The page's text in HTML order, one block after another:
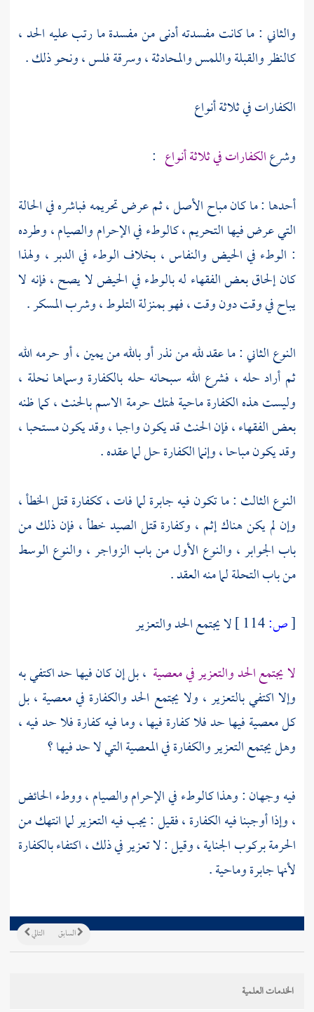
والثاني : ما كانت مفسدته أدنى من مفسدة ما رتب عليه الحد ،
كالنظر والقبلة واللمس والمحادثة ، وسرقة فلس ، ونحو ذلك .
الكفارات في ثلاثة أنواع
وشرعالكفارات في ثلاثة أنواع :
أحدها : ما كان مباح الأصل ، ثم عرض تحريمه فباشره في الحالة
التي عرض فيها التحريم ، كالوطء في الإحرام والصيام ، وطرده
: الوطء في الحيض والنفاس ، بخلاف الوطء في الدبر ، ولهذا
كان إلحاق بعض الفقهاء له بالوطء في الحيض لا يصح ، فإنه لا
يباح في وقت دون وقت ، فهو بمنزلة التلوط ، وشرب المسكر .
النوع الثاني : ما عقد لله من نذر أو بالله من يمين ، أو حرمه الله
ثم أراد حله ، فشرع الله سبحانه حله بالكفارة وسماها نحلة ،
وليست هذه الكفارة ماحية لهتك حرمة الاسم بالحنث ، كما ظنه
بعض الفقهاء ، فإن الحنث قد يكون واجبا ، وقد يكون مستحبا ،
وقد يكون مباحا ، وإنما الكفارة حل لما عقده .
النوع الثالث : ما تكون فيه جابرة لما فات ، ككفارة قتل الخطأ ،
وإن لم يكن هناك إثم ، وكفارة قتل الصيد خطأ ، فإن ذلك من
باب الجوابر ، والنوع الأول من باب الزواجر ، والنوع الوسط
من باب التحلة لما منه العقد .
[ص:
لا يجتمع الحد والتعزير
لا يجتمع الحد والتعزير في معصية ، بل إن كان فيها حد اكتفي به
وإلا اكتفي بالتعزير ، ولا يجتمع الحد والكفارة في معصية ، بل
كل معصية فيها حد فلا كفارة فيها ، وما فيه كفارة فلا حد فيه ،
وهل يجتمع التعزير والكفارة في المعصية التي لا حد فيها ؟
فيه وجهان : وهذا كالوطء في الإحرام والصيام ، ووطء الحائض
، وإذا أوجبنا فيه الكفارة ، فقيل : يجب فيه التعزير لما انتهك من
الحرمة بركوب الجناية ، وقيل : لا تعزير في ذلك ، اكتفاء بالكفارة
لأنها جابرة وماحية .
التالي السابق
الخدمات العلمية